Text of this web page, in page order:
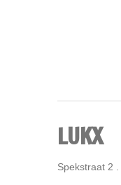
LUKX
Spekstraat 2